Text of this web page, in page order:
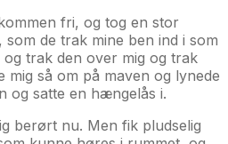
fri, og tog en stor
de trak mine ben ind i som
trak den over mig og trak
mig så om på maven og lynede
og satte en hængelås i.
berørt nu. Men fik pludselig